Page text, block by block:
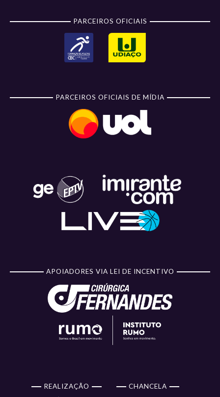
PARCEIROS OFICIAIS
PARCEIROS OFICIAIS DE MÍDIA
APOIADORES VIA LEI DE INCENTIVO
REALIZAÇÃO CHANCELA